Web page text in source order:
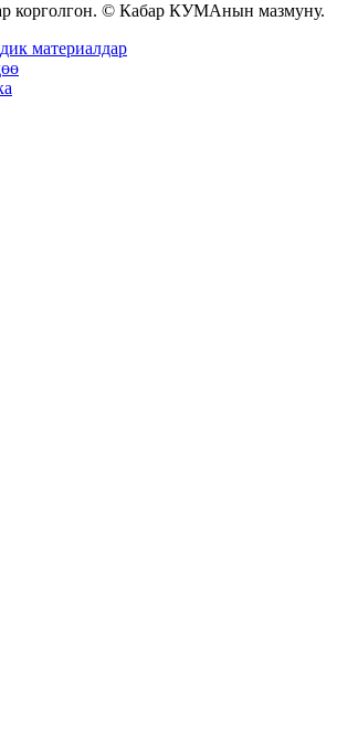
корголгон. © Кабар КУМАнын мазмуну.
материалдар